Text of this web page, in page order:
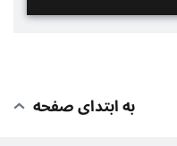
به ابتدای صفحه